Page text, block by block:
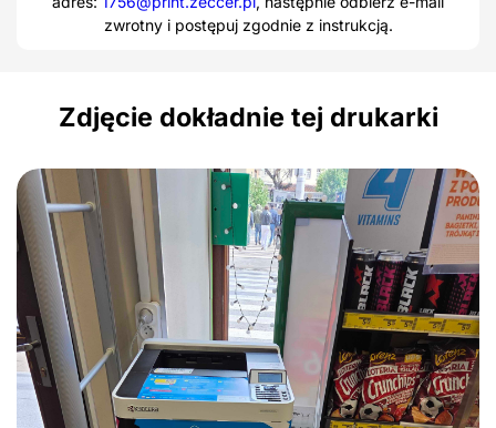
zwrotny i postępuj zgodnie z instrukcją.
Zdjęcie dokładnie tej drukarki